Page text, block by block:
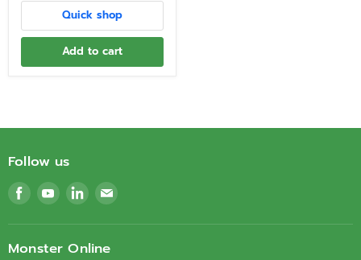
Quick shop
Add to cart
Follow us
Find
us
on
Facebook
Find
us
on
Youtube
Find
us
on
LinkedIn
Find
on
Monster Online